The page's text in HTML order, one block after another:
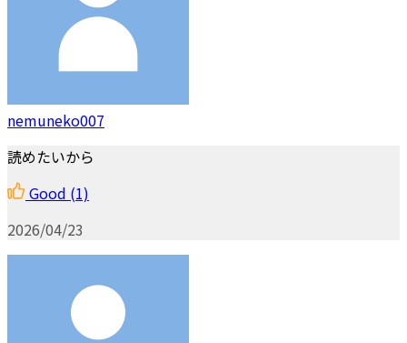
nemuneko007
読めたいから
Good (1)
2026/04/23